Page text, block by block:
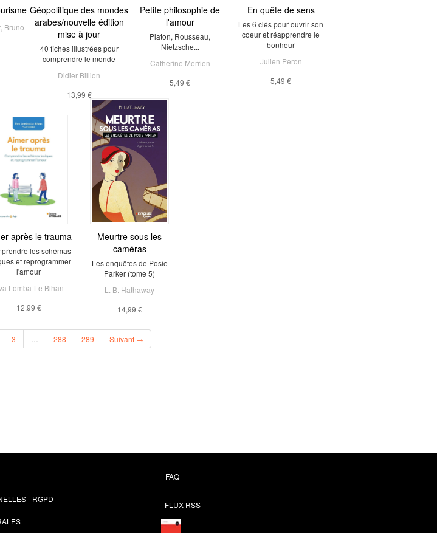
, Bruno
Géopolitique des mondes
arabes/nouvelle édition
mise à jour
40 fiches illustrées pour
comprendre le monde
Didier Billion
13,99 €
Petite philosophie de
l'amour
Platon, Rousseau,
Nietzsche...
Catherine Merrien
5,49 €
En quête de sens
Les 6 clés pour ouvrir son
coeur et réapprendre le
bonheur
Julien Peron
5,49 €
après le trauma
les schémas
et reprogrammer
l'amour
Lomba-Le Bihan
12,99 €
Meurtre sous les
caméras
Les enquêtes de Posie
Parker (tome 5)
L. B. Hathaway
14,99 €
3 288 289 Suivant →
- RGPD
FAQ
FLUX RSS